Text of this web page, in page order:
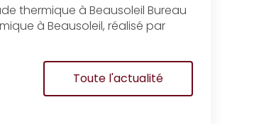
thermique à Beausoleil Bureau
à Beausoleil, réalisé par
Toute l'actualité